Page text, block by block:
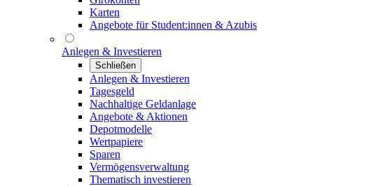
Karten
Angebote für Student:innen & Azubis
Anlegen & Investieren
Schließen
Anlegen & Investieren
Tagesgeld
Nachhaltige Geldanlage
Angebote & Aktionen
Depotmodelle
Wertpapiere
Sparen
Vermögensverwaltung
Thematisch investieren